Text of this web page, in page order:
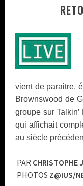
vient de paraitre,
Brownswood de
groupe sur
qui affichait
au siècle
PAR
PHOTOS Z@IUS/